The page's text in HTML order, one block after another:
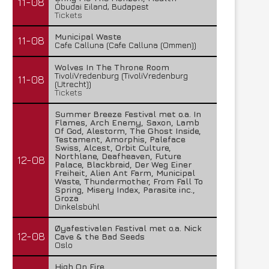
Óbudai Eiland, Budapest
Tickets
11-08
Municipal Waste
Cafe Calluna (Cafe Calluna (Ommen))
11-08
Wolves In The Throne Room
TivoliVredenburg (TivoliVredenburg
(Utrecht))
Tickets
12-08
Summer Breeze Festival met o.a. In
Flames, Arch Enemy, Saxon, Lamb
Of God, Alestorm, The Ghost Inside,
Testament, Amorphis, Paleface
Swiss, Alcest, Orbit Culture,
Northlane, Deafheaven, Future
Palace, Blackbraid, Der Weg Einer
Freiheit, Alien Ant Farm, Municipal
Waste, Thundermother, From Fall To
Spring, Misery Index, Parasite inc.,
Groza
Dinkelsbühl
12-08
Øyafestivalen Festival met o.a. Nick
Cave & the Bad Seeds
Oslo
High On Fire